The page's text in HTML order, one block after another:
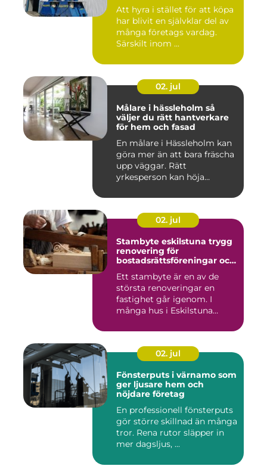
Att hyra i stället för att köpa
har blivit en självklar del av
många företags vardag.
Särskilt inom ...
02. jul
Målare i hässleholm så
väljer du rätt hantverkare
för hem och fasad
En målare i Hässleholm kan
göra mer än att bara fräscha
upp väggar. Rätt
yrkesperson kan höja
02. jul
Stambyte eskilstuna trygg
renovering för
bostadsrättsföreningar och
Ett stambyte är en av de
största renoveringar en
fastighet går igenom. I
många hus i Eskilstuna
02. jul
Fönsterputs i värnamo som
ger ljusare hem och
nöjdare företag
En professionell fönsterputs
gör större skillnad än många
tror. Rena rutor släpper in
mer dagsljus, ...